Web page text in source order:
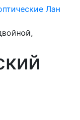
Лан